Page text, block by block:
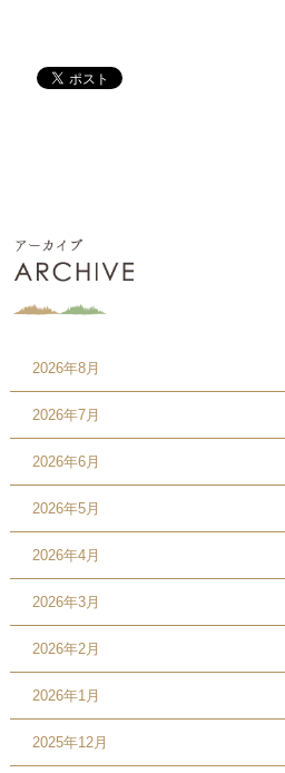
2026年8月
2026年7月
2026年6月
2026年5月
2026年4月
2026年3月
2026年2月
2026年1月
2025年12月